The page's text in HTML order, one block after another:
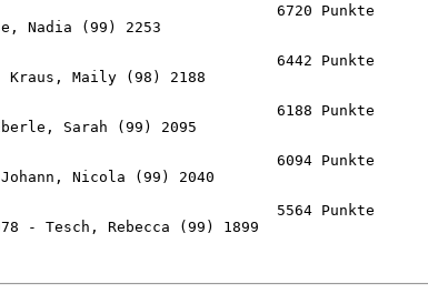
6720 Punkte
Nadia (99) 2253
6442 Punkte
Kraus, Maily (98) 2188
6188 Punkte
Sarah (99) 2095
6094 Punkte
Nicola (99) 2040
5564 Punkte
- Tesch, Rebecca (99) 1899